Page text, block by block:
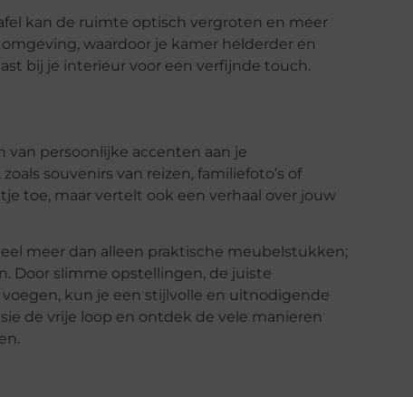
kan de ruimte optisch vergroten en meer
waardoor je kamer helderder en
bij je interieur voor een verfijnde touch.
persoonlijke accenten aan je
souvenirs van reizen, familiefoto’s of
toe, maar vertelt ook een verhaal over jouw
meer dan alleen praktische meubelstukken;
Door slimme opstellingen, de juiste
kun je een stijlvolle en uitnodigende
de vrije loop en ontdek de vele manieren